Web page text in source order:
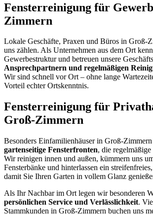
Fensterreinigung für
Zimmern
Lokale Geschäfte, Praxen und Büros in Groß-
uns zählen. Als Unternehmen aus dem Ort
Gewerbestruktur und betreuen unsere
Ansprechpartnern und regelmäßigen
Wir sind schnell vor Ort – ohne lange
Vorteil echter Ortskenntnis.
Fensterreinigung für
Groß-Zimmern
Besonders Einfamilienhäuser in Groß-
gartenseitige Fensterfronten, die
Wir reinigen innen und außen, kümmern uns
Fensterbänke und hinterlassen ein
damit Sie Ihren Garten in vollem Glanz
Als Ihr Nachbar im Ort legen wir besonderen
persönlichen Service und Verlässlichkeit.
Stammkunden in Groß-Zimmern buchen uns